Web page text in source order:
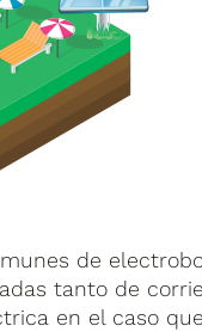
de
tanto de
en el caso